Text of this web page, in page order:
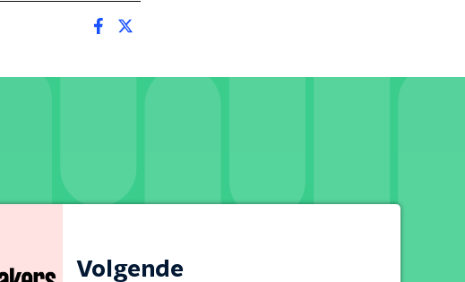
Volgende